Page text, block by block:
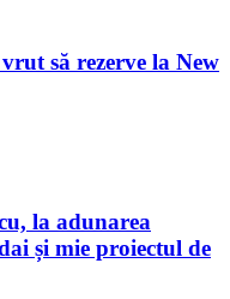
să rezerve la New
la adunarea
și mie proiectul de